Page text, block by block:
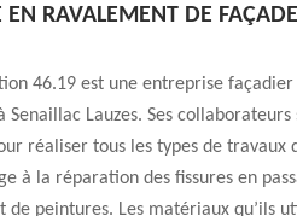
EN RAVALEMENT DE
46.19 est une entreprise
Senaillac Lauzes. Ses
réaliser tous les types de travaux
à la réparation des fissures en
de peintures. Les matériaux qu’ils